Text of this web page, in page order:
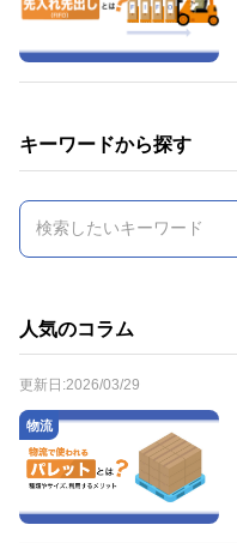
キーワードから探す
人気のコラム
更新日:2026/03/29
物流